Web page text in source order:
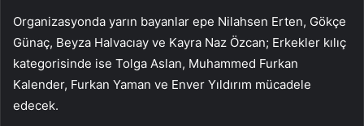
Organizasyonda yarın bayanlar epe Nilahsen Erten, Gökçe
Günaç, Beyza Halvacıay ve Kayra Naz Özcan; Erkekler kılıç
kategorisinde ise Tolga Aslan, Muhammed Furkan
Kalender, Furkan Yaman ve Enver Yıldırım mücadele
edecek.